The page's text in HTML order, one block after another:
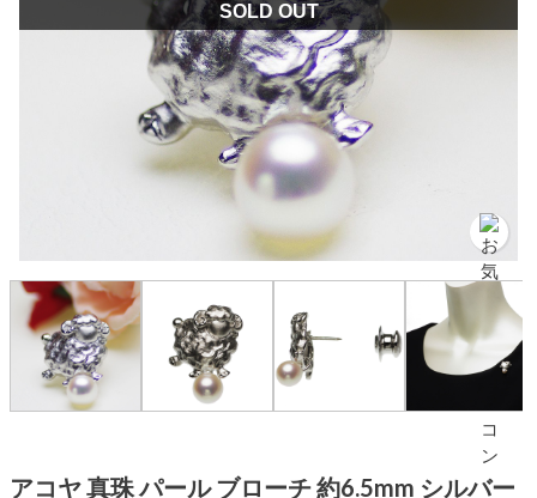
SOLD OUT
アコヤ 真珠 パール ブローチ 約6.5mm シルバー